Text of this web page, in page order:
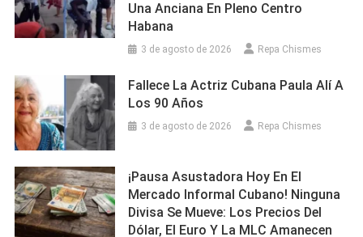
Una Anciana En Pleno Centro
Habana
3 de agosto de 2026 Repa Chismes
Fallece La Actriz Cubana Paula Alí A
Los 90 Años
3 de agosto de 2026 Repa Chismes
¡Pausa Asustadora Hoy En El
Mercado Informal Cubano! Ninguna
Divisa Se Mueve: Los Precios Del
Dólar, El Euro Y La MLC Amanecen